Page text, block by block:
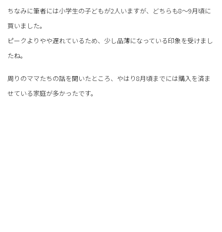
ちなみに筆者には小学生の子どもが2人いますが、どちらも8～9月頃に
買いました。
ピークよりやや遅れているため、少し品薄になっている印象を受けまし
たね。
周りのママたちの話を聞いたところ、やはり8月頃までには購入を済ま
せている家庭が多かったです。